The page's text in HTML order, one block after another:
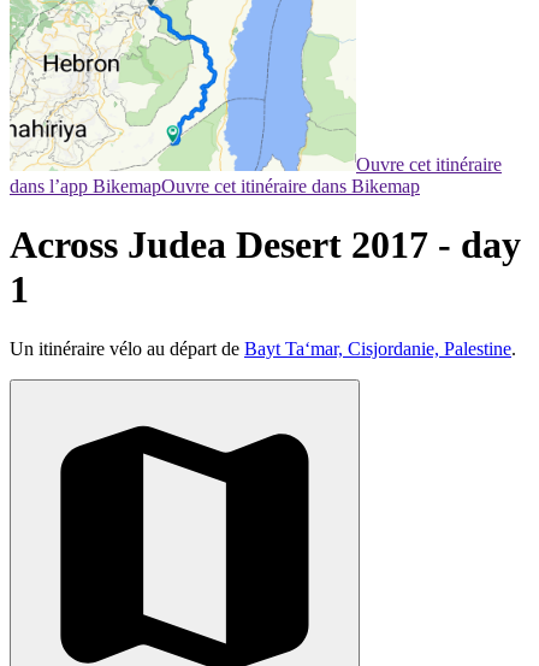
Ouvre cet itinéraire
dans l’app BikemapOuvre cet itinéraire dans Bikemap
Across Judea Desert 2017 - day
1
Un itinéraire vélo au départ de Bayt Ta‘mar, Cisjordanie, Palestine.